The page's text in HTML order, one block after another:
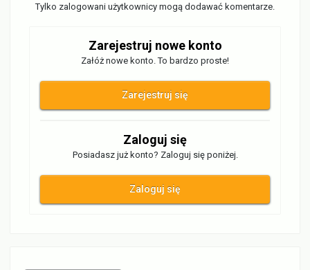
Tylko zalogowani użytkownicy mogą dodawać komentarze.
Zarejestruj nowe konto
Załóż nowe konto. To bardzo proste!
Zarejestruj się
Zaloguj się
Posiadasz już konto? Zaloguj się poniżej.
Zaloguj się